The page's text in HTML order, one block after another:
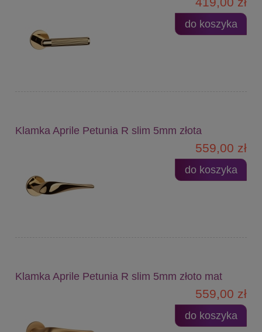
do koszyka
Klamka Aprile Petunia R slim 5mm złota
559,00 zł
do koszyka
Klamka Aprile Petunia R slim 5mm złoto mat
559,00 zł
do koszyka